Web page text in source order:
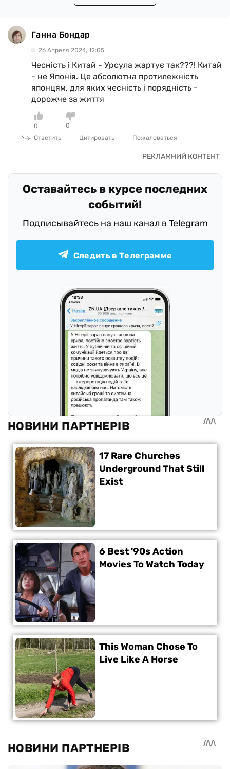
Ганна Бондар
26 Апреля 2024, 12:05
Чесність і Китай - Урсула жартує так???! Китай
- не Японія. Це абсолютна протилежність
японцям, для яких чесність і порядність -
дорожче за життя
0
0
Ответить
Цитировать Пожаловаться
Оставайтесь в курсе последних
событий!
Подписывайтесь на наш канал в Telegram
Следить в Телеграмме